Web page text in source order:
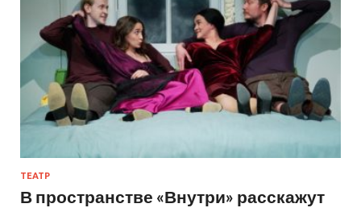
ТЕАТР
В пространстве «Внутри» расскажут